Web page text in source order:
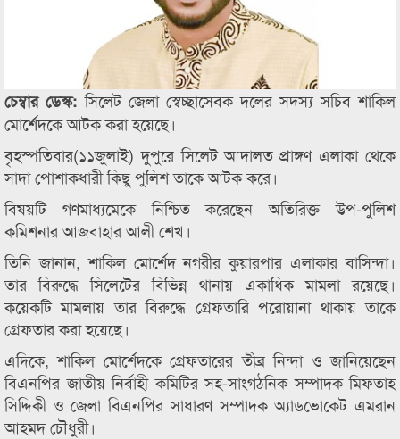
চেম্বার ডেস্ক:সিলেট জেলা স্বেচ্ছাসেবক দলের সদস্য সচিব শাকিল
মোর্শেদকে আটক করা হয়েছে।
বৃহস্পতিবার(১১জুলাই) দুপুরে সিলেট আদালত প্রাঙ্গণ এলাকা থেকে
সাদা পোশাকধারী কিছু পুলিশ তাকে আটক করে।
বিষয়টি গণমাধ্যমেকে নিশ্চিত করেছেন অতিরিক্ত উপ-পুলিশ
কমিশনার আজবাহার আলী শেখ।
তিনি জানান, শাকিল মোর্শেদ নগরীর কুয়ারপার এলাকার বাসিন্দা।
তার বিরুদ্ধে সিলেটের বিভিন্ন থানায় একাধিক মামলা রয়েছে।
কয়েকটি মামলায় তার বিরুদ্ধে গ্রেফতারি পরোয়ানা থাকায় তাকে
গ্রেফতার করা হয়েছে।
এদিকে, শাকিল মোর্শেদকে গ্রেফতারের তীব্র নিন্দা ও জানিয়েছেন
বিএনপির জাতীয় নির্বাহী কমিটির সহ-সাংগঠনিক সম্পাদক মিফতাহ
সিদ্দিকী ও জেলা বিএনপির সাধারণ সম্পাদক অ্যাডভোকেট এমরান
আহমদ চৌধুরী।